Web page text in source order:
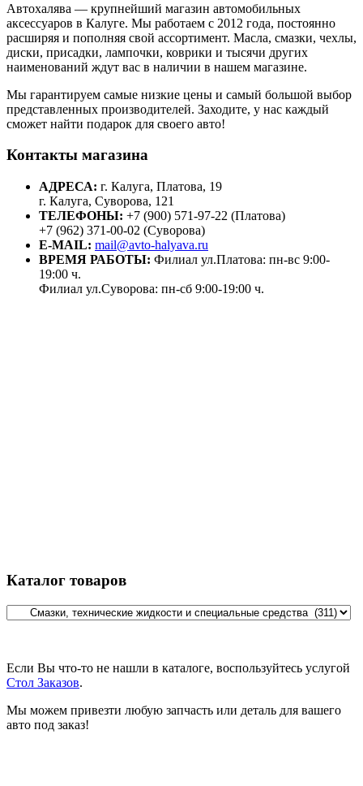
Автохалява — крупнейший магазин автомобильных
аксессуаров в Калуге. Мы работаем с 2012 года, постоянно
расширяя и пополняя свой ассортимент. Масла, смазки, чехлы,
диски, присадки, лампочки, коврики и тысячи других
наименований ждут вас в наличии в нашем магазине.
Мы гарантируем самые низкие цены и самый большой выбор
представленных производителей. Заходите, у нас каждый
сможет найти подарок для своего авто!
Контакты магазина
АДРЕСА: г. Калуга, Платова, 19
г. Калуга, Суворова, 121
ТЕЛЕФОНЫ: +7 (900) 571-97-22 (Платова)
+7 (962) 371-00-02 (Суворова)
E-MAIL: mail@avto-halyava.ru
ВРЕМЯ РАБОТЫ: Филиал ул.Платова: пн-вс 9:00-
19:00 ч.
Филиал ул.Суворова: пн-сб 9:00-19:00 ч.
Каталог товаров
Если Вы что-то не нашли в каталоге, воспользуйтесь услугой
Стол Заказов.
Мы можем привезти любую запчасть или деталь для вашего
авто под заказ!